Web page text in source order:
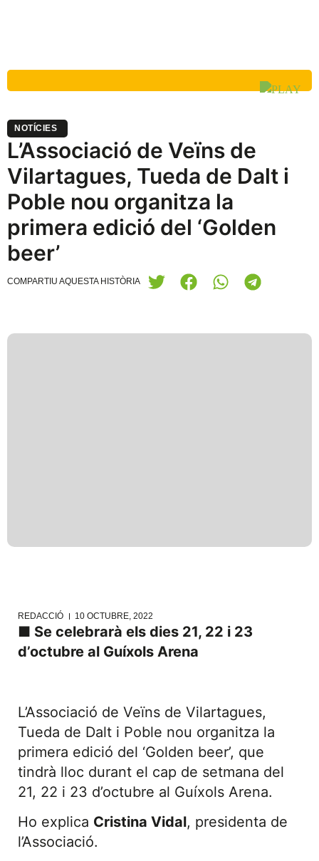
NOTÍCIES
L’Associació de Veïns de
Vilartagues, Tueda de Dalt i
Poble nou organitza la
primera edició del ‘Golden
beer’
COMPARTIU AQUESTA HISTÒRIA
REDACCIÓ 10 OCTUBRE, 2022
■ Se celebrarà els dies 21, 22 i 23
d’octubre al Guíxols Arena
L’Associació de Veïns de Vilartagues,
Tueda de Dalt i Poble nou organitza la
primera edició del ‘Golden beer’, que
tindrà lloc durant el cap de setmana del
21, 22 i 23 d’octubre al Guíxols Arena.
Ho explica Cristina Vidal, presidenta de
l’Associació.